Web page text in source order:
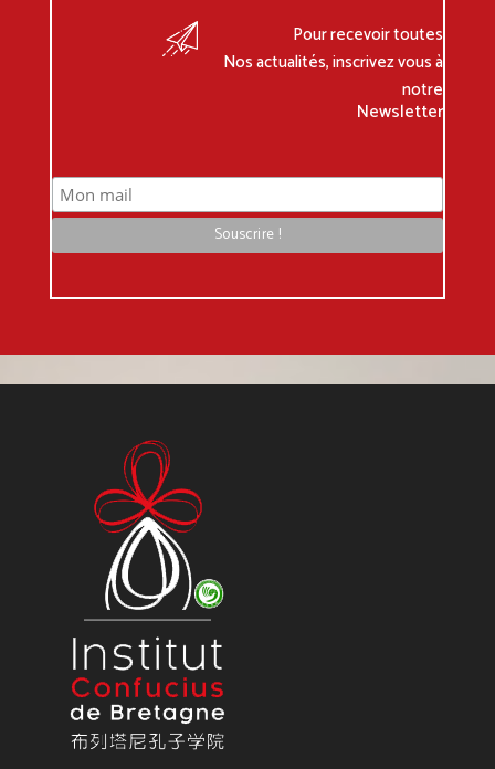
Pour recevoir toutes
Nos actualités, inscrivez vous à
notre
Newsletter